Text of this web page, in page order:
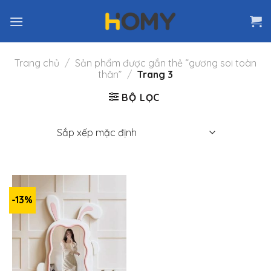
Trang chủ / Sản phẩm được gắn thẻ “gương soi toàn
thân” / Trang 3
BỘ LỌC
-13%